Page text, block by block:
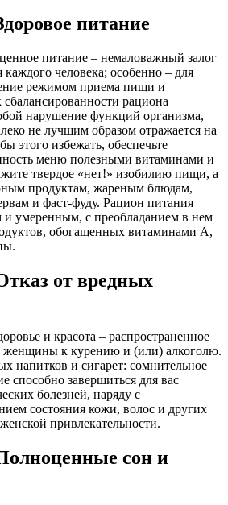
питание
питание – немаловажный залог
каждого человека; особенно – для
режимом приема пищи и
рациона
нарушение функций организма,
не лучшим образом отражается на
этого избежать, обеспечьте
меню полезными витаминами и
твердое «нет!» изобилию пищи, а
продуктам, жареным блюдам,
и фаст-фуду. Рацион питания
умеренным, с преобладанием в нем
обогащенных витаминами А,
от вредных
и красота – распространенное
женщины к курению и (или) алкоголю.
напитков и сигарет: сомнительное
способно завершиться для вас
болезней, наряду с
состояния кожи, волос и других
привлекательности.
сон и